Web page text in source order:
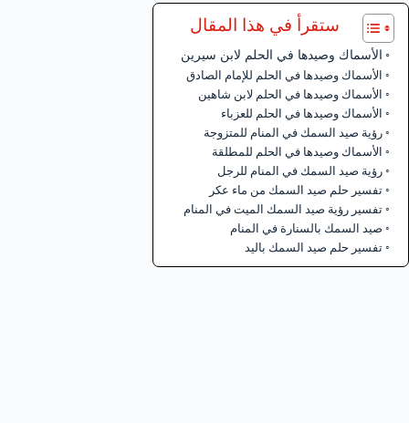
ستقرأ في هذا المقال
الأسماك وصيدها في الحلم لابن سيرين
الأسماك وصيدها في الحلم للإمام الصادق
الأسماك وصيدها في الحلم لابن شاهين
الأسماك وصيدها في الحلم للعزباء
رؤية صيد السمك في المنام للمتزوجة
الأسماك وصيدها في الحلم للمطلقة
رؤية صيد السمك في المنام للرجل
تفسير حلم صيد السمك من ماء عكر
تفسير رؤية صيد السمك الميت في المنام
صيد السمك بالسنارة في المنام
تفسير حلم صيد السمك باليد